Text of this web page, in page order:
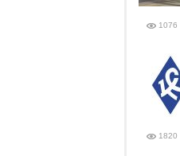
1076
1820